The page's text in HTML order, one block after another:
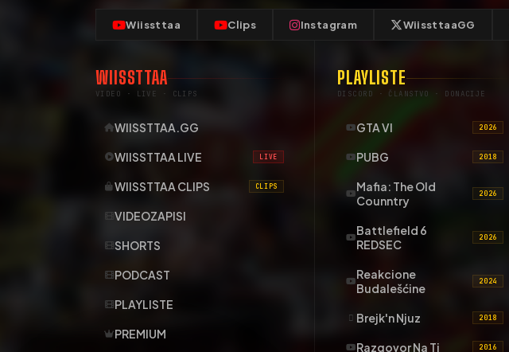
Wiissttaa Clips Instagram WiissttaaGG
WIISSTTAA
VIDEO · LIVE · CLIPS
WIISSTTAA.GG
WIISSTTAA LIVE LIVE
WIISSTTAA CLIPS CLIPS
VIDEOZAPISI
SHORTS
PODCAST
PLAYLISTE
PREMIUM
PLAYLISTE
DISCORD · ČLANSTVO · DONACIJE
GTA VI 2026
PUBG 2018
Mafia: The Old
Counntry
2026
Battlefield 6
REDSEC
2026
Reakcione
Budalešćine
2024
Brejk'n Njuz 2018
Razgovor Na Ti 2016